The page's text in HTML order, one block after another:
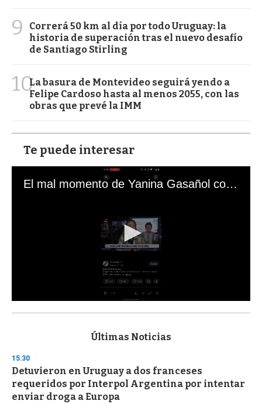
9
Correrá 50 km al día por todo Uruguay: la
historia de superación tras el nuevo desafío
de Santiago Stirling
10La basura de Montevideo seguirá yendo a
Felipe Cardoso hasta al menos 2055, con las
obras que prevé la IMM
Te puede interesar
El mal momento de Yanina Gasañol con un hincha argentino en "Subrayado"
s
d
s
o
f
3
Últimas Noticias
15:30
Detuvieron en Uruguay a dos franceses
requeridos por Interpol Argentina por intentar
enviar droga a Europa